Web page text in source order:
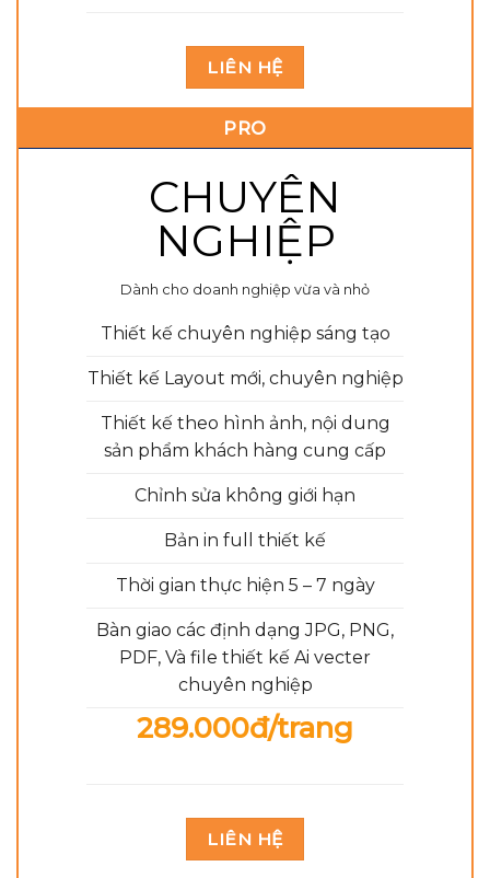
LIÊN HỆ
PRO
CHUYÊN
NGHIỆP
Dành cho doanh nghiệp vừa và nhỏ
Thiết kế chuyên nghiệp sáng tạo
Thiết kế Layout mới, chuyên nghiệp
Thiết kế theo hình ảnh, nội dung
sản phẩm khách hàng cung cấp
Chỉnh sửa không giới hạn
Bản in full thiết kế
Thời gian thực hiện 5 – 7 ngày
Bàn giao các định dạng JPG, PNG,
PDF, Và file thiết kế Ai vecter
chuyên nghiệp
289.000đ/trang
LIÊN HỆ